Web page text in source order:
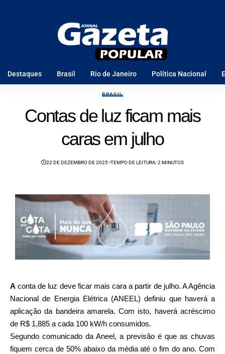
Destaques Brasil Rio de Janeiro Política Nacional
BRASIL
Contas de luz ficam mais
caras em julho
22 DE DEZEMBRO DE 2025 TEMPO DE LEITURA: 2 MINUTOS
A conta de luz deve ficar mais cara a partir de julho. A Agência
Nacional de Energia Elétrica (ANEEL) definiu que haverá a
aplicação da bandeira amarela. Com isto, haverá acréscimo
de R$ 1,885 a cada 100 kW/h consumidos.
Segundo comunicado da Aneel, a previsão é que as chuvas
fiquem cerca de 50% abaixo da média até o fim do ano. Com